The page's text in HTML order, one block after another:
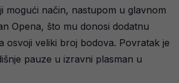
mogući način, nastupom u glavnom
Opena, što mu donosi dodatnu
osvoji veliki broj bodova. Povratak je
pauze u izravni plasman u